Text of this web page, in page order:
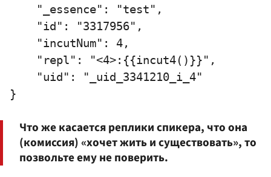
    "_essence": "test",
    "id": "3317956",
    "incutNum": 4,
    "repl": "<4>:{{incut4()}}",
    "uid": "_uid_3341210_i_4"
Что же касается реплики спикера, что она
(комиссия) «хочет жить и существовать», то
позвольте ему не поверить.